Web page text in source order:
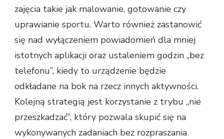
zajęcia takie jak malowanie, gotowanie czy
uprawianie sportu. Warto również zastanowić
się nad wyłączeniem powiadomień dla mniej
istotnych aplikacji oraz ustaleniem godzin „bez
telefonu”, kiedy to urządzenie będzie
odkładane na bok na rzecz innych aktywności.
Kolejną strategią jest korzystanie z trybu „nie
przeszkadzać”, który pozwala skupić się na
wykonywanych zadaniach bez rozpraszania